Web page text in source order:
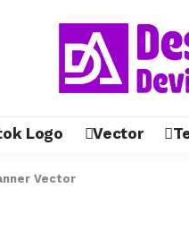
Logo Vector
Vector